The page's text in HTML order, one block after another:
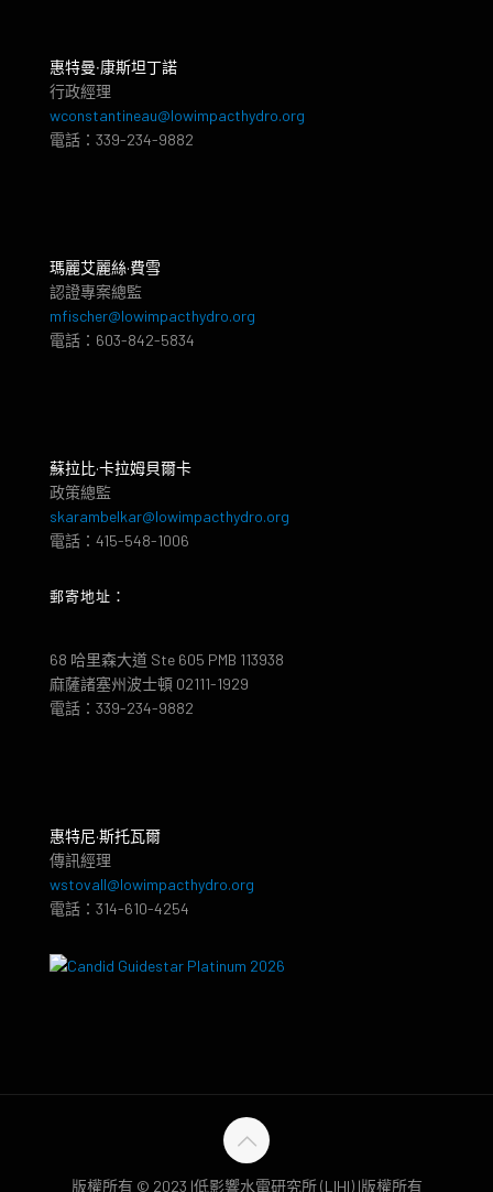
惠特曼‧康斯坦丁諾
行政經理
wconstantineau@lowimpacthydro.org
電話：339-234-9882
瑪麗艾麗絲·費雪
認證專案總監
mfischer@lowimpacthydro.org
電話：603-842-5834
蘇拉比·卡拉姆貝爾卡
政策總監
skarambelkar@lowimpacthydro.org
電話：415-548-1006
郵寄地址：
68 哈里森大道 Ste 605 PMB 113938
麻薩諸塞州波士頓 02111-1929
電話：339-234-9882
惠特尼·斯托瓦爾
傳訊經理
wstovall@lowimpacthydro.org
電話：314-610-4254
版權所有 © 2023 |低影響水電研究所 (LIHI) |版權所有